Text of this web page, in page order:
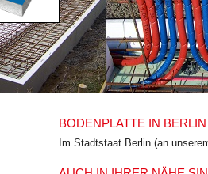
BODENPLATTE IN BERLIN
Im Stadtstaat Berlin (an